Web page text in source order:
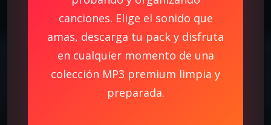
canciones. Elige el sonido que
amas, descarga tu pack y disfruta
en cualquier momento de una
colección MP3 premium limpia y
preparada.